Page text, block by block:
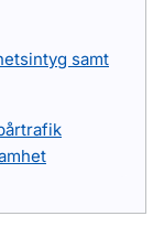
samt